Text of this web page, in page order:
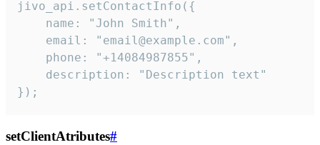
jivo_api.setContactInfo({
    name: "John Smith",
    email: "email@example.com",
    phone: "+14084987855",
    description: "Description text"
});
setClientAtributes#